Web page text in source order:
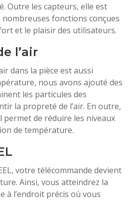
Outre les capteurs, elle est
fonctions conçues
et le plaisir des utilisateurs.
l’air
dans la pièce est aussi
nous avons ajouté des
les particules des
la propreté de l’air. En outre,
permet de réduire les niveaux
de température.
votre télécommande devient
Ainsi, vous atteindrez la
à l’endroit précis où vous